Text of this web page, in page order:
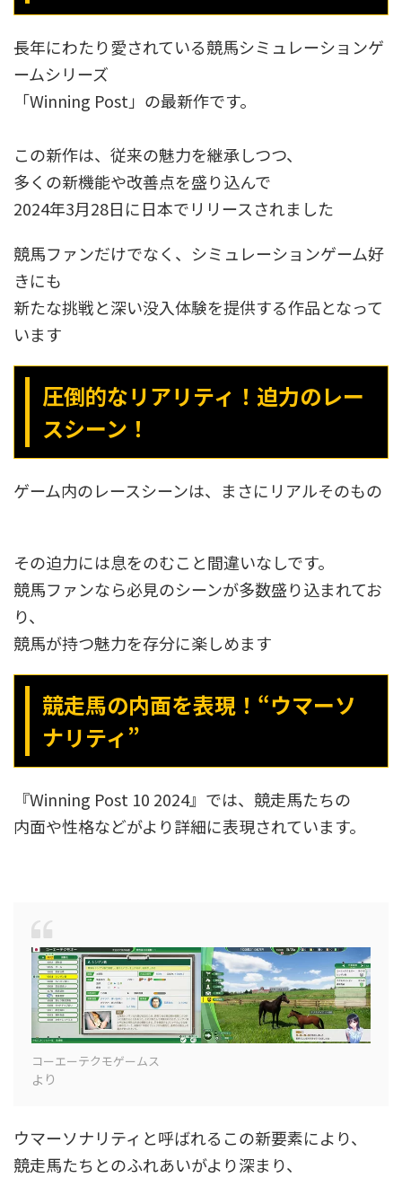
長年にわたり愛されている競馬シミュレーションゲ
ームシリーズ
「Winning Post」の最新作です。
この新作は、従来の魅力を継承しつつ、
多くの新機能や改善点を盛り込んで
2024年3月28日に日本でリリースされました​
競馬ファンだけでなく、シミュレーションゲーム好
きにも
新たな挑戦と深い没入体験を提供する作品となって
います
圧倒的なリアリティ！迫力のレー
スシーン！
ゲーム内のレースシーンは、まさにリアルそのもの
その迫力には息をのむこと間違いなしです。
競馬ファンなら必見のシーンが多数盛り込まれてお
り、
競馬が持つ魅力を存分に楽しめます
競走馬の内面を表現！“ウマーソ
ナリティ”
『Winning Post 10 2024』では、競走馬たちの
内面や性格などがより詳細に表現されています。
コーエーテクモゲームス
より
ウマーソナリティと呼ばれるこの新要素により、
競走馬たちとのふれあいがより深まり、